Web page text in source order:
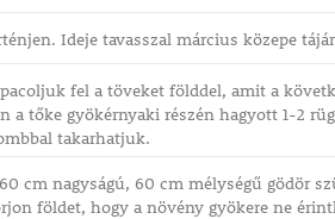
Ideje tavasszal március közepe
fel a töveket földdel, amit a
a tőke gyökérnyaki részén hagyott 1-2
takarhatjuk.
cm nagyságú, 60 cm mélységű gödör
földet, hogy a növény gyökere ne